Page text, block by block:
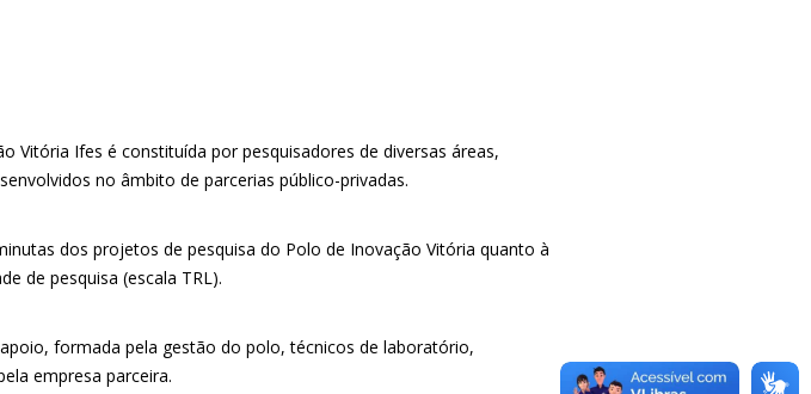
Vitória Ifes é constituída por pesquisadores de diversas áreas,
no âmbito de parcerias público-privadas.
dos projetos de pesquisa do Polo de Inovação Vitória quanto à
de pesquisa (escala TRL).
formada pela gestão do polo, técnicos de laboratório,
empresa parceira.